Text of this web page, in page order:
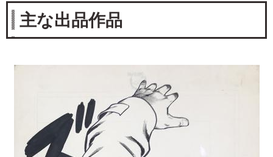
主な出品作品